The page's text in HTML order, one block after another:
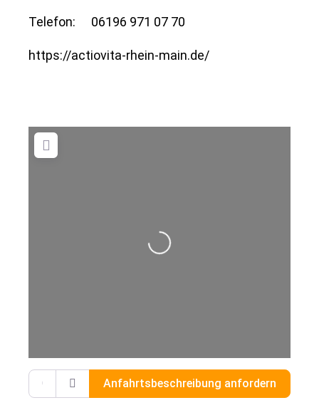
Telefon: 06196 971 07 70
https://actiovita-rhein-main.de/
Gib deinen Standort ein.
Anfahrtsbeschreibung anfordern